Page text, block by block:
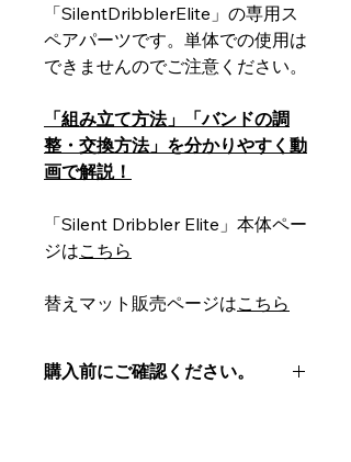
「SilentDribblerElite」の専用ス
ペアパーツです。単体での使用は
できませんのでご注意ください。
「組み立て方法」「バンドの調
整・交換方法」を分かりやすく動
画で解説！
「Silent Dribbler Elite」本体ペー
ジはこちら
替えマット販売ページはこちら
購入前にご確認ください。